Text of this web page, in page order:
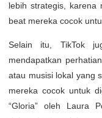
lebih strategis, karena
beat mereka cocok
Selain itu, TikTok
mendapatkan
atau musisi lokal yang
mereka cocok untuk
“Gloria” oleh Laura